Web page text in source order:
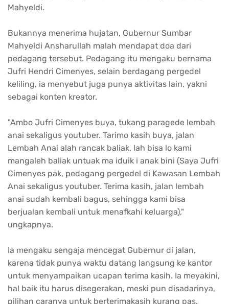
Mahyeldi.
Bukannya menerima hujatan, Gubernur Sumbar
Mahyeldi Ansharullah malah mendapat doa dari
pedagang tersebut. Pedagang itu mengaku bernama
Jufri Hendri Cimenyes, selain berdagang pergedel
keliling, ia menyebut juga punya aktivitas lain, yakni
sebagai konten kreator.
"Ambo Jufri Cimenyes buya, tukang paragede lembah
anai sekaligus youtuber. Tarimo kasih buya, jalan
Lembah Anai alah rancak baliak, lah bisa lo kami
mangaleh baliak untuak ma iduik i anak bini (Saya Jufri
Cimenyes pak, pedagang pergedel di Kawasan Lembah
Anai sekaligus youtuber. Terima kasih, jalan lembah
anai sudah kembali bagus, sehingga kami bisa
berjualan kembali untuk menafkahi keluarga),"
ungkapnya.
Ia mengaku sengaja mencegat Gubernur di jalan,
karena tidak punya waktu datang langsung ke kantor
untuk menyampaikan ucapan terima kasih. Ia meyakini,
hal baik itu harus disegerakan, meski pun disadarinya,
pilihan caranya untuk berterimakasih kurang pas.